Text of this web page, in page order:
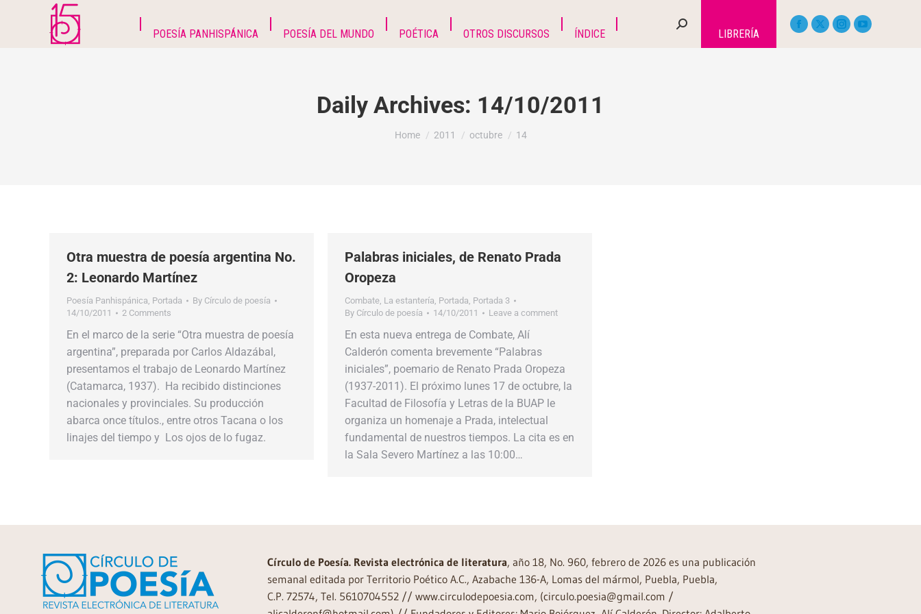
POESÍA PANHISPÁNICA POESÍA DEL MUNDO POÉTICA OTROS DISCURSOS ÍNDICE LIBRERÍA
Daily Archives: 14/10/2011
You are here:
Home 2011 octubre 14
Otra muestra de poesía argentina No.
2: Leonardo Martínez
Poesía Panhispánica, Portada By Círculo de poesía
14/10/2011
2 Comments
En el marco de la serie “Otra muestra de poesía
argentina”, preparada por Carlos Aldazábal,
presentamos el trabajo de Leonardo Martínez
(Catamarca, 1937). Ha recibido distinciones
nacionales y provinciales. Su producción
abarca once títulos., entre otros Tacana o los
linajes del tiempo y Los ojos de lo fugaz.
Palabras iniciales, de Renato Prada
Oropeza
Combate, La estantería, Portada, Portada 3
By Círculo de poesía 14/10/2011 Leave a comment
En esta nueva entrega de Combate, Alí
Calderón comenta brevemente “Palabras
iniciales”, poemario de Renato Prada Oropeza
(1937-2011). El próximo lunes 17 de octubre, la
Facultad de Filosofía y Letras de la BUAP le
organiza un homenaje a Prada, intelectual
fundamental de nuestros tiempos. La cita es en
la Sala Severo Martínez a las 10:00…
Círculo de Poesía. Revista electrónica de literatura, año 18, No. 960, febrero de 2026 es una publicación
semanal editada por Territorio Poético A.C., Azabache 136-A, Lomas del mármol, Puebla, Puebla,
C.P. 72574, Tel. 5610704552 // www.circulodepoesia.com, (circulo.poesia@gmail.com /